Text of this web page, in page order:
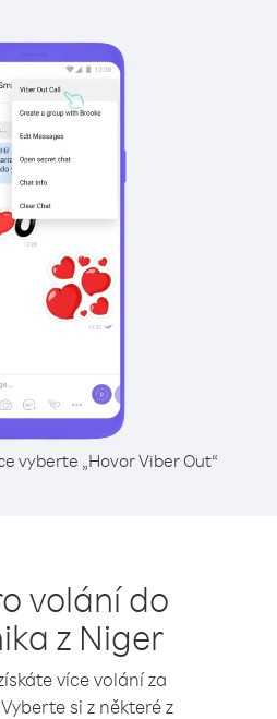
vyberte „Hovor Viber Out“
volání do
z Niger
více volání za
si z některé z